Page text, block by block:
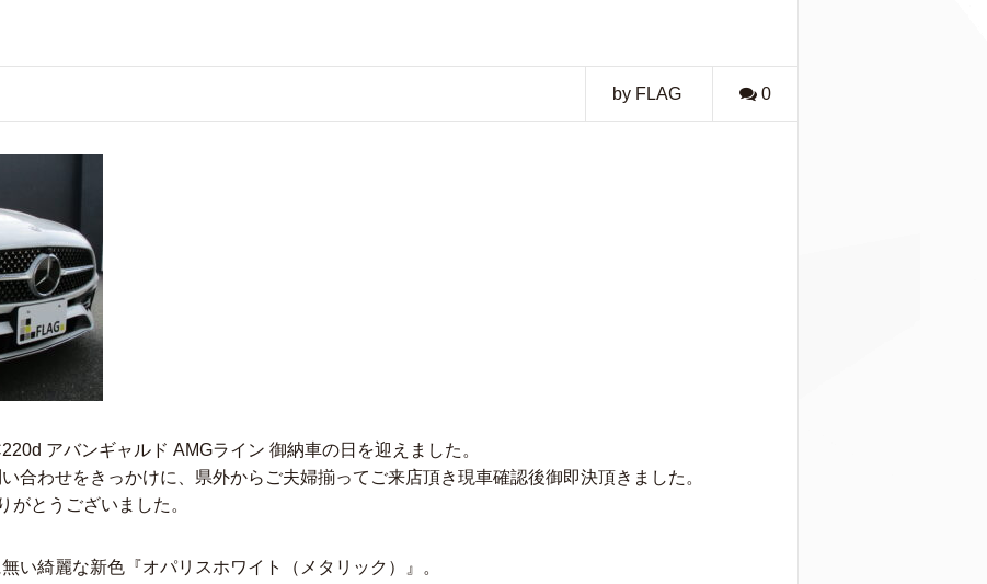
by FLAG 0
アバンギャルド AMGライン 御納車の日を迎えました。
合わせをきっかけに、県外からご夫婦揃ってご来店頂き現車確認後御即決頂きました。
がとうございました。
い綺麗な新色『オパリスホワイト（メタリック）』。